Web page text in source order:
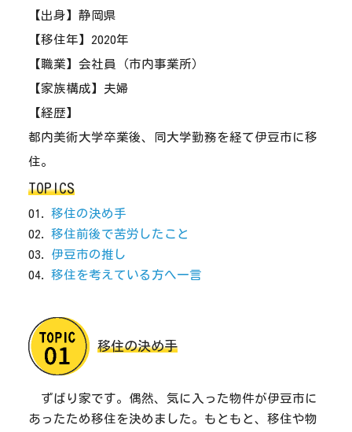
【出身】静岡県
【移住年】2020年
【職業】会社員（市内事業所）
【家族構成】夫婦
【経歴】
都内美術大学卒業後、同大学勤務を経て伊豆市に移
住。
TOPICS
移住の決め手
移住前後で苦労したこと
伊豆市の推し
移住を考えている方へ一言
移住の決め手
ずばり家です。偶然、気に入った物件が伊豆市に
あったため移住を決めました。もともと、移住や物